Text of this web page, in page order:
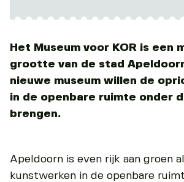
Het Museum voor KOR is een
grootte van de stad
nieuwe museum willen de
in de openbare ruimte onder
brengen.
Apeldoorn is even rijk aan groen
kunstwerken in de openbare